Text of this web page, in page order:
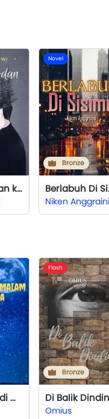
Kau, aku dan kita
Novel
Bronze
Niken Anggraini
Rembulan di Malam Purnama
Flash
Bronze
Di Balik
Omius